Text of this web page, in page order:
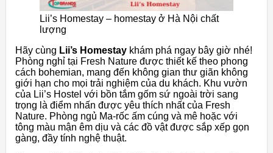
Lii’s Homestay – homestay ở Hà Nội chất
lượng
Hãy cùng Lii’s Homestay khám phá ngay bây giờ nhé!
Phòng nghỉ tại Fresh Nature được thiết kế theo phong
cách bohemian, mang đến không gian thư giãn không
giới hạn cho mọi trải nghiệm của du khách. Khu vườn
của Lii’s Hostel với bồn tắm gốm sứ ngoài trời sang
trọng là điểm nhấn được yêu thích nhất của Fresh
Nature. Phòng ngủ Ma-rốc ấm cúng và mê hoặc với
tông màu mận êm dịu và các đồ vật được sắp xếp gọn
gàng, đầy tính nghệ thuật.